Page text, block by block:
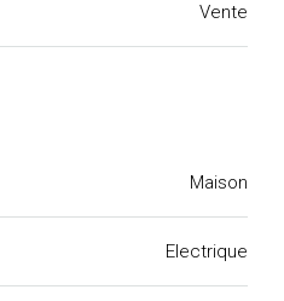
Vente
Maison
Electrique